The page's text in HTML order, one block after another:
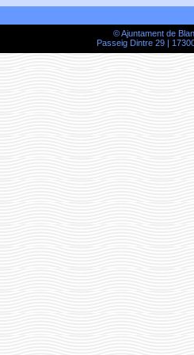
© Ajuntament de
Passeig Dintre 29 |